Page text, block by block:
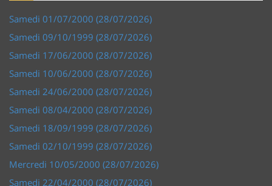
Samedi 01/07/2000 (28/07/2026)
Samedi 09/10/1999 (28/07/2026)
Samedi 17/06/2000 (28/07/2026)
Samedi 10/06/2000 (28/07/2026)
Samedi 24/06/2000 (28/07/2026)
Samedi 08/04/2000 (28/07/2026)
Samedi 18/09/1999 (28/07/2026)
Samedi 02/10/1999 (28/07/2026)
Mercredi 10/05/2000 (28/07/2026)
Samedi 22/04/2000 (28/07/2026)